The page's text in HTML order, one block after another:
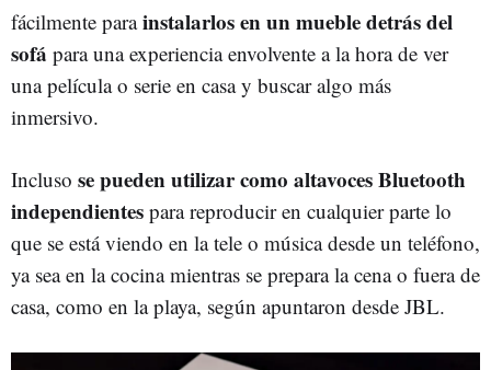
fácilmente parainstalarlos en un mueble detrás del
sofá para una experiencia envolvente a la hora de ver
una película o serie en casa y buscar algo más
inmersivo.
Incluso se pueden utilizar como altavoces Bluetooth
independientes para reproducir en cualquier parte lo
que se está viendo en la tele o música desde un teléfono,
ya sea en la cocina mientras se prepara la cena o fuera de
casa, como en la playa, según apuntaron desde JBL.